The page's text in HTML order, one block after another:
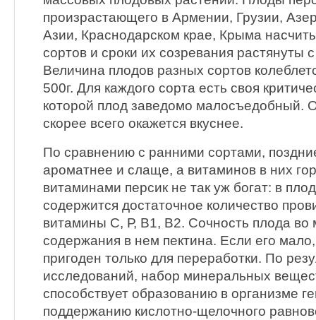
произрастающего в Армении, Грузии,
Азии, Краснодарском крае, Крыма
сортов и сроки их созревания растянуты
Величина плодов разных сортов
500г. Для каждого сорта есть своя
которой плод заведомо малосъедобный.
скорее всего окажется вкуснее.
По сравнению с ранними сортами,
ароматнее и слаще, а витаминов в них
витаминами персик не так уж богат: в
содержится достаточное количество
витамины С, Р, В1, В2. Сочность плода во
содержания в нем пектина. Если его
пригоден только для переработки. По
исследований, набор минеральных
способствует образованию в организме
поддержанию кислотно-щелочного